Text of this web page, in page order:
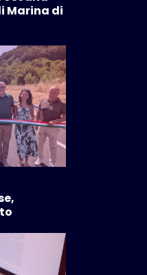
Marina di